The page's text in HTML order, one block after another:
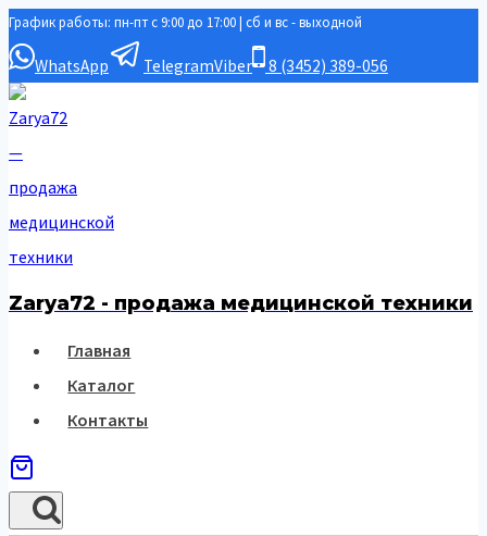
Перейти
к
содержимому
График работы: пн-пт с 9:00 до 17:00 | сб и вс - выходной
WhatsApp TelegramViber 8 (3452) 389-056
Zarya72 - продажа медицинской техники
Главная
Каталог
Контакты